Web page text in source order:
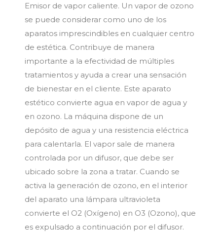
Emisor de vapor caliente. Un vapor de ozono
se puede considerar como uno de los
aparatos imprescindibles en cualquier centro
de estética. Contribuye de manera
importante a la efectividad de múltiples
tratamientos y ayuda a crear una sensación
de bienestar en el cliente. Este aparato
estético convierte agua en vapor de agua y
en ozono. La máquina dispone de un
depósito de agua y una resistencia eléctrica
para calentarla. El vapor sale de manera
controlada por un difusor, que debe ser
ubicado sobre la zona a tratar. Cuando se
activa la generación de ozono, en el interior
del aparato una lámpara ultravioleta
convierte el O2 (Oxígeno) en O3 (Ozono), que
es expulsado a continuación por el difusor.